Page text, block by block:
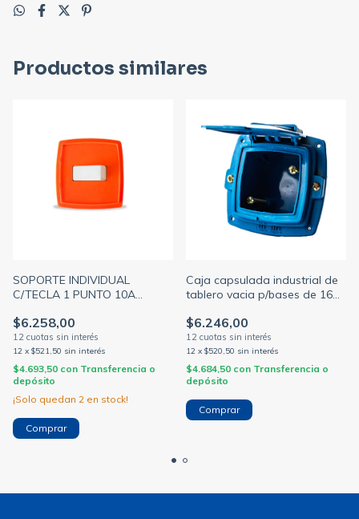
Productos similares
SOPORTE INDIVIDUAL
C/TECLA 1 PUNTO 10A
$6.258,00
12 x $521,50 sin interés
$4.693,50 con Transferencia o
depósito
¡Solo quedan 2 en stock!
Caja capsulada industrial de
tablero vacia p/bases de 16a
$6.246,00
12 x $520,50 sin interés
$4.684,50 con Transferencia o
depósito